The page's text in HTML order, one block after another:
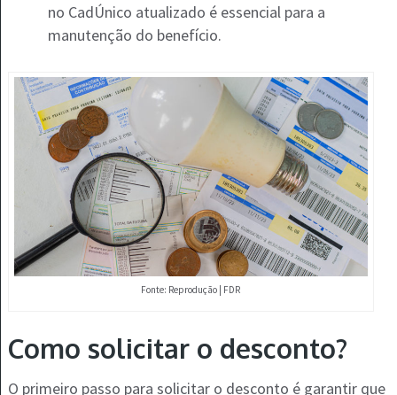
no CadÚnico atualizado é essencial para a
manutenção do benefício.
Fonte: Reprodução | FDR
Como solicitar o desconto?
O primeiro passo para solicitar o desconto é garantir que